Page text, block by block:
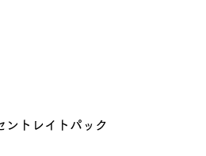
ントレイトパック